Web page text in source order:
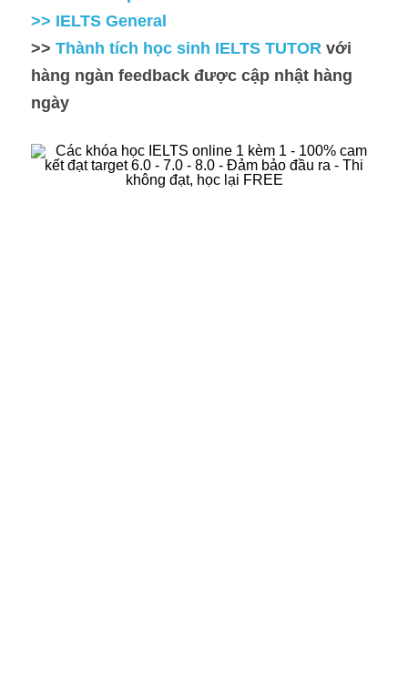
>> IELTS General
>> Thành tích học sinh IELTS TUTOR với
hàng ngàn feedback được cập nhật hàng
ngày